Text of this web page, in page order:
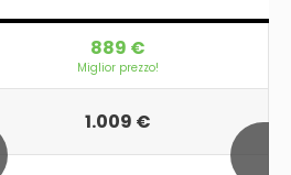
889 €
Miglior prezzo!
1.009 €